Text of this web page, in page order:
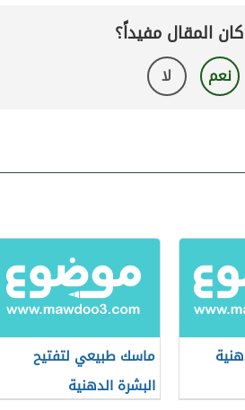
المقال مفيداً؟
نعم لا
ماسك طبيعي لتفتيح
البشرة الدهنية